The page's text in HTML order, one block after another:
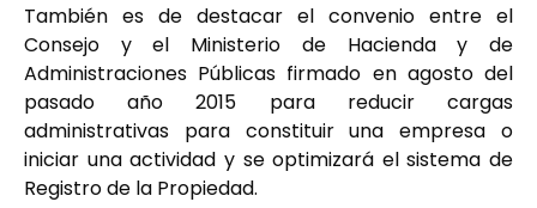
También es de destacar el convenio entre el
Consejo y el Ministerio de Hacienda y de
Administraciones Públicas firmado en agosto del
pasado año 2015 para reducir cargas
administrativas para constituir una empresa o
iniciar una actividad y se optimizará el sistema de
Registro de la Propiedad.